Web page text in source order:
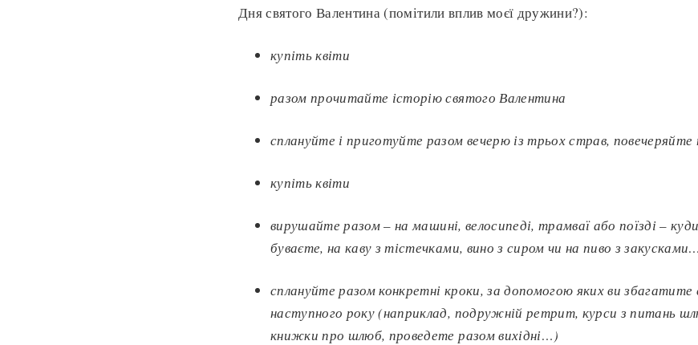
Дня святого Валентина (помітили вплив моєї дружини?):
купіть квіти
разом прочитайте історію святого Валентина
сплануйте і приготуйте разом вечерю із трьох страв, повечеряйте
купіть квіти
вирушайте разом– на машині, велосипеді, трамваї або поїзді–
буваєте, на каву з тістечками, вино з сиром чи на пиво з закусками…
сплануйте разом конкретні кроки, за допомогою яких ви збагатите
наступного року (наприклад, подружній ретрит, курси з питань
книжки про шлюб, проведете разом вихідні…)